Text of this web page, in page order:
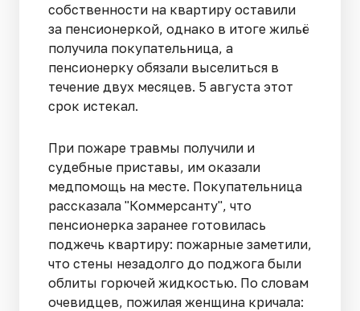
собственности на квартиру оставили
за пенсионеркой, однако в итоге жильё
получила покупательница, а
пенсионерку обязали выселиться в
течение двух месяцев. 5 августа этот
срок истекал.
При пожаре травмы получили и
судебные приставы, им оказали
медпомощь на месте. Покупательница
рассказала "Коммерсанту", что
пенсионерка заранее готовилась
поджечь квартиру: пожарные заметили,
что стены незадолго до поджога были
облиты горючей жидкостью. По словам
очевидцев, пожилая женщина кричала: